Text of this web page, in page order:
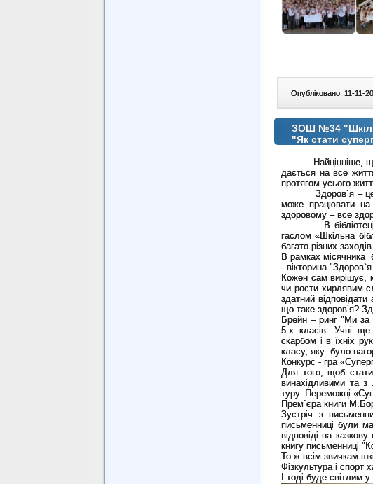
Опубліковано: 11-11-
ЗОШ №34
"Як стати
Найцінніше,
дається на все
протягом усього
Здоров`я –
може працювати
здоровому – все
В бібліотеці
гаслом «Шкільна
багато різних
В рамках місячника
- вікторина
Кожен сам вирішує,
чи рости хирлявим
здатний
що таке здоров’я?
Брейн – ринг "Ми за
5-х класів. Учні
скарбом і в їхніх
класу, яку було
Конкурс - гра
Для того, щоб
винахідливими та
туру. Переможці
Прем`єра книги
Зустріч з
письменниці були
відповіді на
книгу письменниці
То ж всім звичкам
Фізкультура і спорт
І тоді буде світлим